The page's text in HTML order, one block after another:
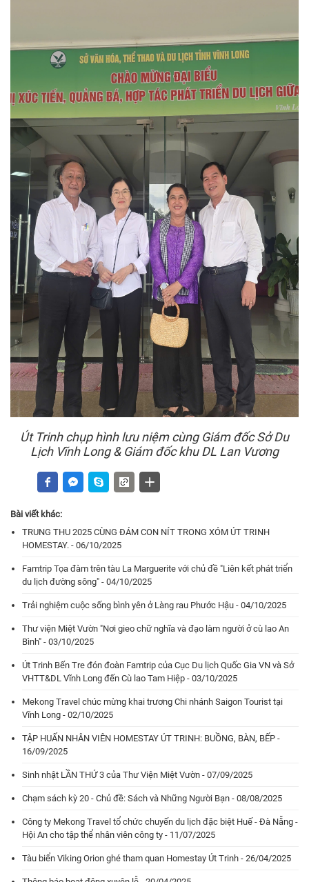
Út Trinh chụp hình lưu niệm cùng Giám đốc Sở Du
Lịch Vĩnh Long & Giám đốc khu DL Lan Vương
Bài viết khác:
TRUNG THU 2025 CÙNG ĐÁM CON NÍT TRONG XÓM ÚT TRINH
HOMESTAY. - 06/10/2025
Famtrip Tọa đàm trên tàu La Marguerite với chủ đề "Liên kết phát triển
du lịch đường sông" - 04/10/2025
Trải nghiệm cuộc sống bình yên ở Làng rau Phước Hậu - 04/10/2025
Thư viện Miệt Vườn "Nơi gieo chữ nghĩa và đạo làm người ở cù lao An
Bình" - 03/10/2025
Út Trinh Bến Tre đón đoàn Famtrip của Cục Du lịch Quốc Gia VN và Sở
VHTT&DL Vĩnh Long đến Cù lao Tam Hiệp - 03/10/2025
Mekong Travel chúc mừng khai trương Chi nhánh Saigon Tourist tại
Vĩnh Long - 02/10/2025
TẬP HUẤN NHÂN VIÊN HOMESTAY ÚT TRINH: BUỒNG, BÀN, BẾP -
16/09/2025
Sinh nhật LẦN THỨ 3 của Thư Viện Miệt Vườn - 07/09/2025
Chạm sách kỳ 20 - Chủ đề: Sách và Những Người Bạn - 08/08/2025
Công ty Mekong Travel tổ chức chuyến du lịch đặc biệt Huế - Đà Nẵng -
Hội An cho tập thể nhân viên công ty - 11/07/2025
Tàu biển Viking Orion ghé tham quan Homestay Út Trinh - 26/04/2025